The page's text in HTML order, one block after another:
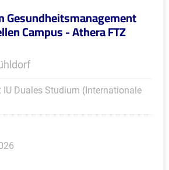
Gesundheitsmanagement
Campus - Athera FTZ
Duales Studium (Internationale